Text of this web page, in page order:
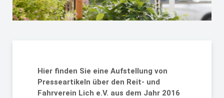
Hier finden Sie eine Aufstellung von
Presseartikeln über den Reit- und
Fahrverein Lich e.V. aus dem Jahr 2016